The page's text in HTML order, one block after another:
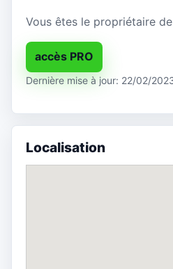
Vous êtes le propriétaire
accès PRO
Dernière mise à jour: 22/02/
Localisation